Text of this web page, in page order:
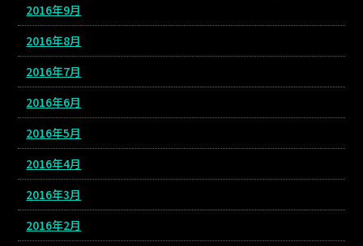
2016年9月
2016年8月
2016年7月
2016年6月
2016年5月
2016年4月
2016年3月
2016年2月